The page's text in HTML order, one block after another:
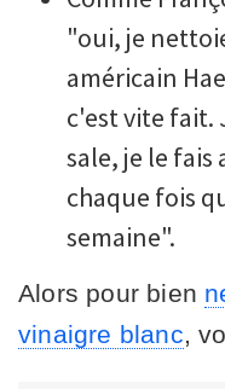
"oui, je
américain
c'est vite fait.
sale, je le
chaque fois
semaine".
Alors pour bien
vinaigre blanc,